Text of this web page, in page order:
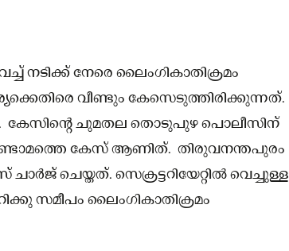
നടിക്ക് നേരെ ലൈംഗികാതിക്രമം
വീണ്ടും കേസെടുത്തിരിക്കുന്നത്.
കേസിന്റെ ചുമതല തൊടുപുഴ പൊലീസിന്
കേസ് ആണിത്. തിരുവനന്തപുരം
ചെയ്തത്. സെക്രട്ടറിയേറ്റില്‍ വെച്ചുള്ള
സമീപം ലൈംഗികാതിക്രമം